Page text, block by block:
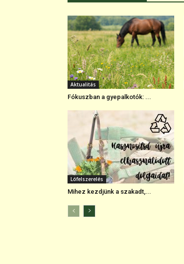
Aktualitás
Fókuszban a gyepalkotók: ...
Lófelszerelés
Mihez kezdjünk a szakadt,...